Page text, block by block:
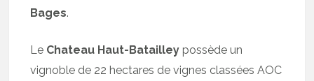
Bages.
Le Chateau Haut-Batailley possède un
vignoble de 22 hectares de vignes classées AOC